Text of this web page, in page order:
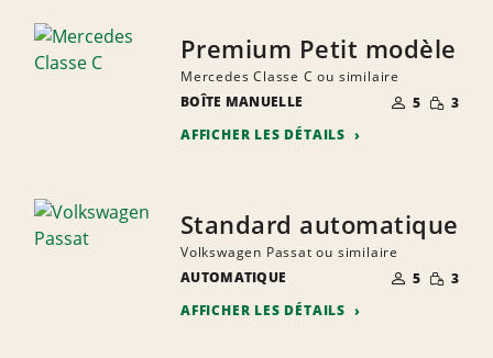
Premium Petit modèle
Mercedes Classe C ou similaire
BOÎTE MANUELLE
NOMBRE DE
PERSONNES
5 PETITE
3
AFFICHER LES DÉTAILS
Standard automatique
Volkswagen Passat ou similaire
AUTOMATIQUE
NOMBRE DE
PERSONNES
5 PETITE
3
AFFICHER LES DÉTAILS